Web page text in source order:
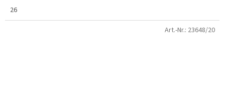
26
Art.-Nr.: 23648/20